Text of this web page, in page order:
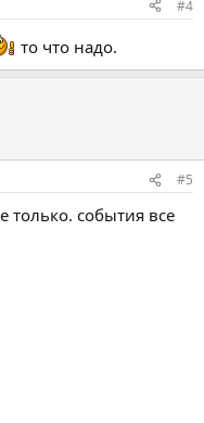
#4
то что надо.
#5
только. события все